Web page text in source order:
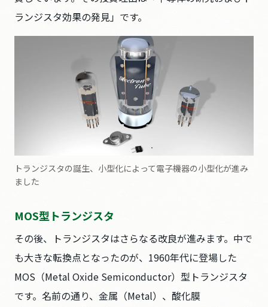
ランジスタ効果の発見」です。
トランジスタの誕生、小型化によって電子機器の小型化が進み
ました
MOS型トランジスタ
その後、トランジスタはさらなる改良が進みます。中で
も大きな転換点となったのが、1960年代に登場した
MOS（Metal Oxide Semiconductor）型トランジスタ
です。名前の通り、金属（Metal）、酸化膜